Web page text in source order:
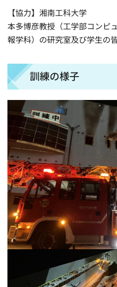
【協力】湘南工科大学
本多博彦教授（工学部コンピ
報学科）の研究室及び学生の
訓練の様子